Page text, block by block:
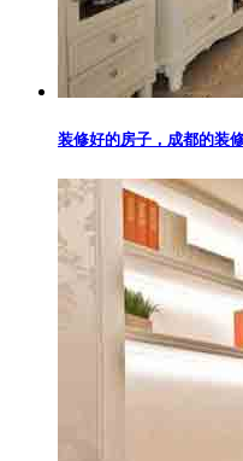
装修好的房子，成都的装